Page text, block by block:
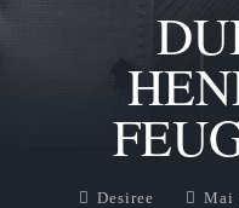
Desiree Mai